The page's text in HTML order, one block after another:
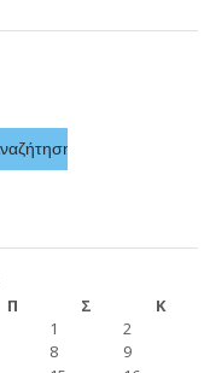
Π Σ
Κ
1
2
8
9